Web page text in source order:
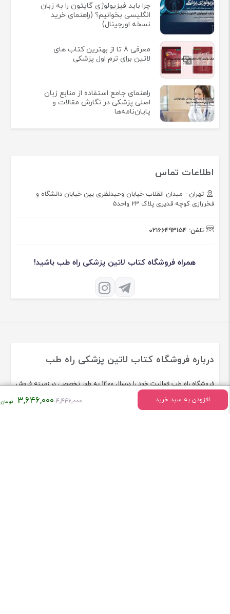
افزودن به سبد خرید 4,446,000قیمت
3,646,000
چرا باید فیزیولوژی گایتون را به زبان
انگلیسی بخوانیم؟ (راهنمای خرید
نسخه اورجینال)
معرفی 8 تا از بهترین کتاب های
لاتین برای ترم اول پزشکی
راهنمای جامع استفاده از منابع زبان
اصلی پزشکی در نگارش مقالات و
پایان‌نامه‌ها
اطلاعات تماس
تهران - میدان انقلاب خیابان وحیدنظری بین خیابان دانشگاه و
فخررازی کوچه قدیری پلاک 23 واحد5
تلفن: 02166493154
همراه فروشگاه کتاب لاتین پزشکی راه طب باشید!
درباره فروشگاه کتاب لاتین پزشکی راه طب
فروشگاه راه طب فعالیت خود را درسال 1400 به طور تخصصی در زمینه فروش
کتاب لاتین پزشکی شروع کرد.